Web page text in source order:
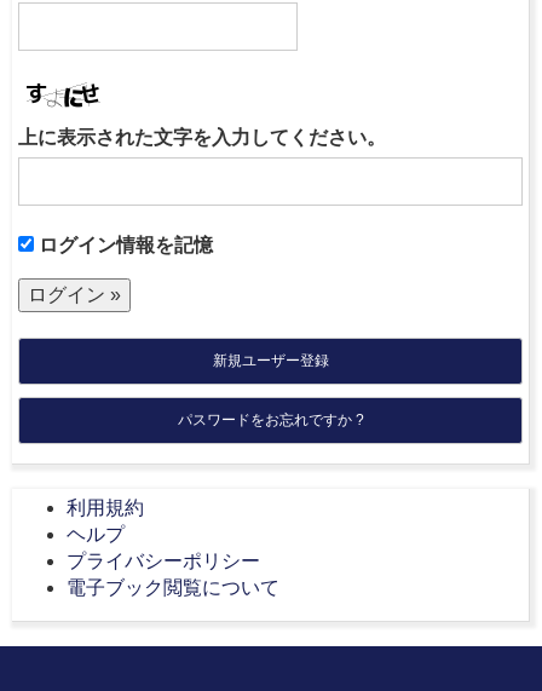
上に表示された文字を入力してください。
ログイン情報を記憶
新規ユーザー登録
パスワードをお忘れですか ?
利用規約
ヘルプ
プライバシーポリシー
電子ブック閲覧について